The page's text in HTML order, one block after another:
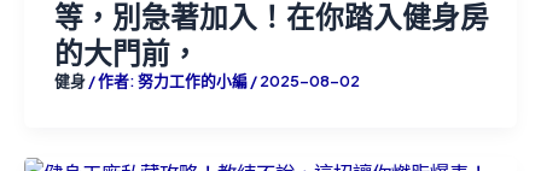
等，別急著加入！在你踏入健身房
的大門前，
健身/ 作者:努力工作的小編/2025-08-02